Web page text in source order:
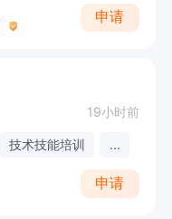
申请
19小时前
技术技能培训 ...
申请